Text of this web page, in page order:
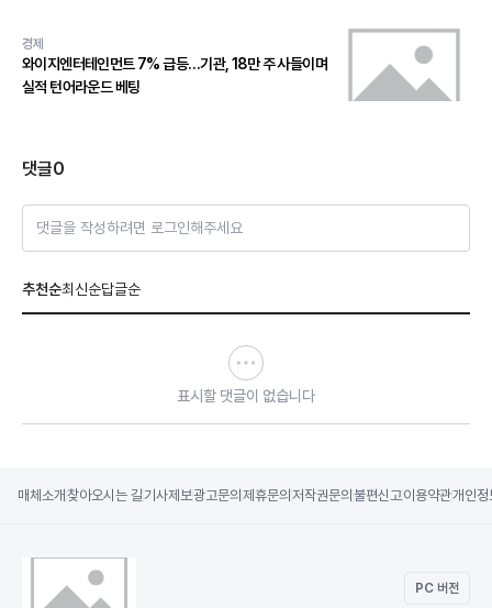
경제
와이지엔터테인먼트 7% 급등…기관, 18만 주 사들이며
실적 턴어라운드 베팅
댓글0
댓글을 작성하려면 로그인해주세요
추천순최신순답글순
표시할 댓글이 없습니다
매체소개 찾아오시는 길기사제보광고문의 제휴문의 저작권문의 불편신고이용약관개인정
PC 버전